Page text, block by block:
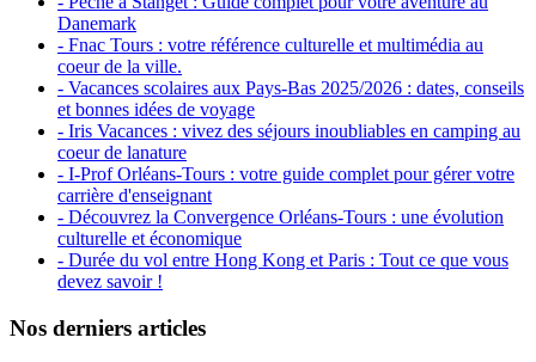
Danemark
- Fnac Tours : votre référence culturelle et multimédia au
coeur de la ville.
- Vacances scolaires aux Pays-Bas 2025/2026 : dates, conseils
et bonnes idées de voyage
- Iris Vacances : vivez des séjours inoubliables en camping au
coeur de lanature
- I-Prof Orléans-Tours : votre guide complet pour gérer votre
carrière d'enseignant
- Découvrez la Convergence Orléans-Tours : une évolution
culturelle et économique
- Durée du vol entre Hong Kong et Paris : Tout ce que vous
devez savoir !
Nos derniers articles